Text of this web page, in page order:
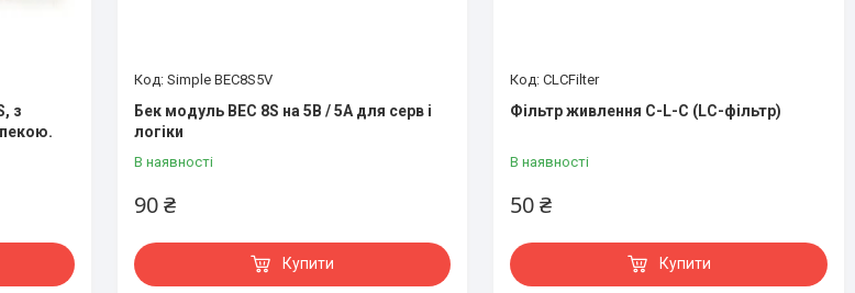
з
Simple BEC8S5V
Бек модуль BEC 8S на 5В / 5А для серв і
логіки
В наявності
90 ₴
Купити
CLCFilter
Фільтр живлення C-L-C (LC-фільтр)
В наявності
50 ₴
Купити